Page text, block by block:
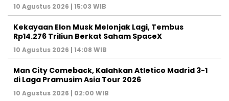
10 Agustus 2026 | 15:03 WIB
Kekayaan Elon Musk Melonjak Lagi, Tembus
Rp14.276 Triliun Berkat Saham SpaceX
10 Agustus 2026 | 14:08 WIB
Man City Comeback, Kalahkan Atletico Madrid 3-1
di Laga Pramusim Asia Tour 2026
10 Agustus 2026 | 02:00 WIB